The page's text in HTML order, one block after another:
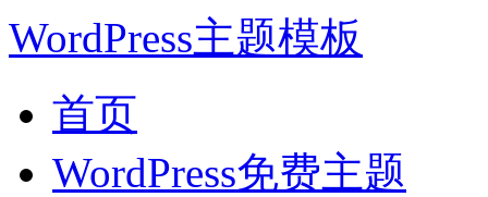
WordPress主题模板
首页
WordPress免费主题